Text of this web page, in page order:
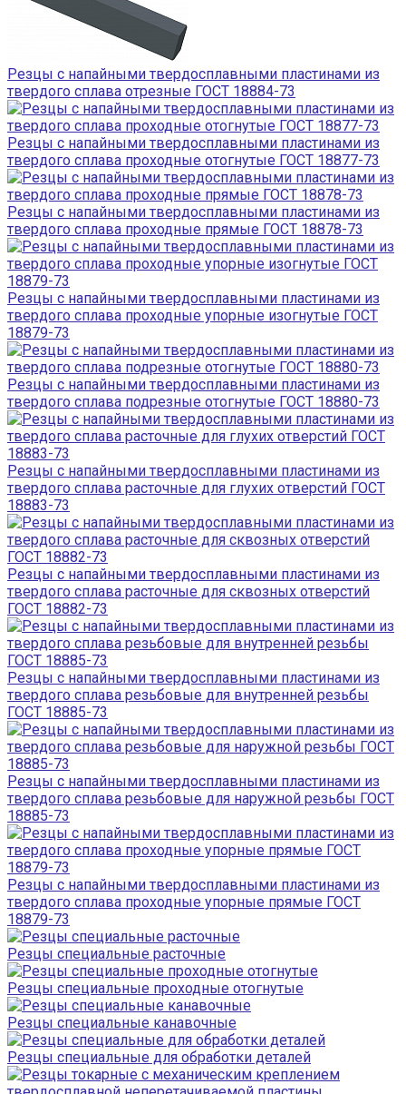
Резцы с напайными твердосплавными пластинами из
твердого сплава отрезные ГОСТ 18884-73
Резцы с напайными твердосплавными пластинами из
твердого сплава проходные отогнутые ГОСТ 18877-73
Резцы с напайными твердосплавными пластинами из
твердого сплава проходные прямые ГОСТ 18878-73
Резцы с напайными твердосплавными пластинами из
твердого сплава проходные упорные изогнутые ГОСТ
18879-73
Резцы с напайными твердосплавными пластинами из
твердого сплава подрезные отогнутые ГОСТ 18880-73
Резцы с напайными твердосплавными пластинами из
твердого сплава расточные для глухих отверстий ГОСТ
18883-73
Резцы с напайными твердосплавными пластинами из
твердого сплава расточные для сквозных отверстий
ГОСТ 18882-73
Резцы с напайными твердосплавными пластинами из
твердого сплава резьбовые для внутренней резьбы
ГОСТ 18885-73
Резцы с напайными твердосплавными пластинами из
твердого сплава резьбовые для наружной резьбы ГОСТ
18885-73
Резцы с напайными твердосплавными пластинами из
твердого сплава проходные упорные прямые ГОСТ
18879-73
Резцы специальные расточные
Резцы специальные проходные отогнутые
Резцы специальные канавочные
Резцы специальные для обработки деталей